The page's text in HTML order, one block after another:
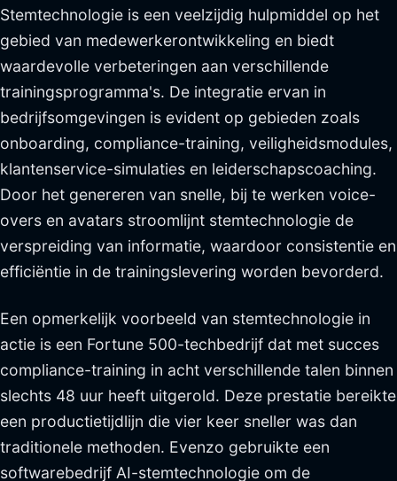
Stemtechnologie is een veelzijdig hulpmiddel op het
gebied van medewerkerontwikkeling en biedt
waardevolle verbeteringen aan verschillende
trainingsprogramma's. De integratie ervan in
bedrijfsomgevingen is evident op gebieden zoals
onboarding, compliance-training, veiligheidsmodules,
klantenservice-simulaties en leiderschapscoaching.
Door het genereren van snelle, bij te werken voice-
overs en avatars stroomlijnt stemtechnologie de
verspreiding van informatie, waardoor consistentie en
efficiëntie in de trainingslevering worden bevorderd.
Een opmerkelijk voorbeeld van stemtechnologie in
actie is een Fortune 500-techbedrijf dat met succes
compliance-training in acht verschillende talen binnen
slechts 48 uur heeft uitgerold. Deze prestatie bereikte
een productietijdlijn die vier keer sneller was dan
traditionele methoden. Evenzo gebruikte een
softwarebedrijf AI-stemtechnologie om de